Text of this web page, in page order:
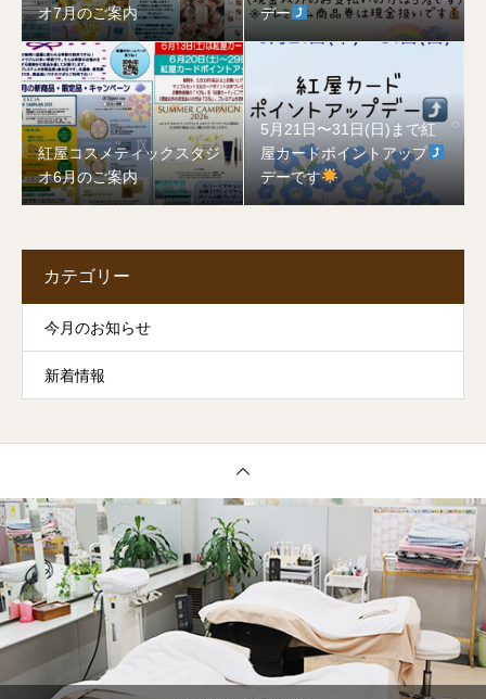
オ7月のご案内
デー
紅屋コスメティックスタジ
オ6月のご案内
5月21日〜31日(日)まで紅
屋カードポイントアップ
デーです
カテゴリー
今月のお知らせ
新着情報